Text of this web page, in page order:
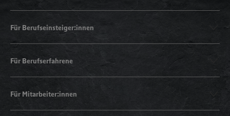
Für Berufseinsteiger:innen
Für Berufserfahrene
Für Mitarbeiter:innen